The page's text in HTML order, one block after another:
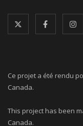
Ce projet a été rendu
Canada.
This project has been
Canada.